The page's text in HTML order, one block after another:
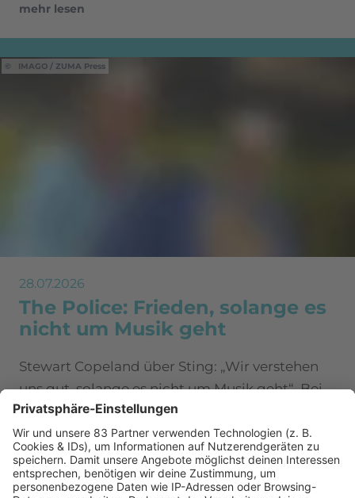
mehr lesen
IMAGO / ZUMA Press
28.07.2026
The Police: Frieden, solange es
nicht um Musik geht
Stewart Copeland über Sting: „Wir verstehen
uns gut, solange es nicht um Musik geht“. Bei
The Police wird es offenbar kompliziert, sobald
Songs, Geld und alte Rollen ins Spiel kommen.
mehr lesen